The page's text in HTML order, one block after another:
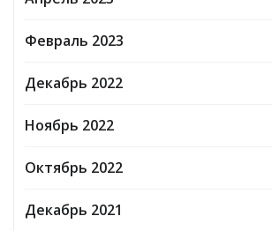
Февраль 2023
Декабрь 2022
Ноябрь 2022
Октябрь 2022
Декабрь 2021